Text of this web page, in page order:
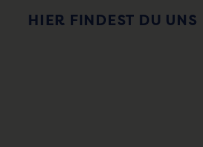
HIER FINDEST DU UNS